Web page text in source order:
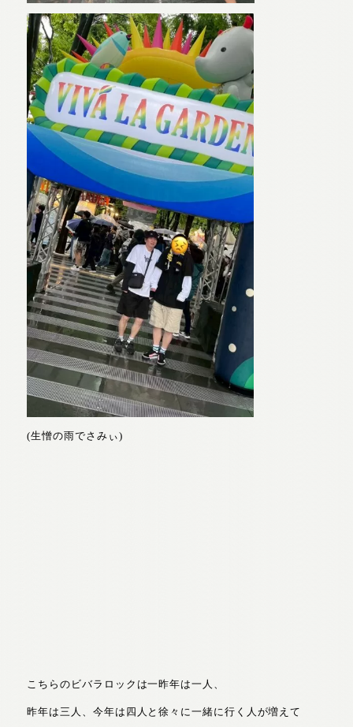
(生憎の雨でさみぃ)
こちらのビバラロックは一昨年は一人、
昨年は三人、今年は四人と徐々に一緒に行く人が増えて